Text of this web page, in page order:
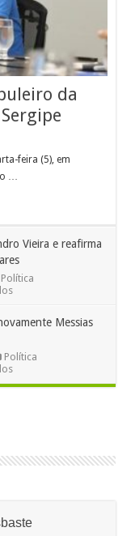
da
feira (5), em
…
Vieira e reafirma
Política
em
Alessandro
e
reafirma
prerrogativas
parlamentares
Messias
Política
em
ao